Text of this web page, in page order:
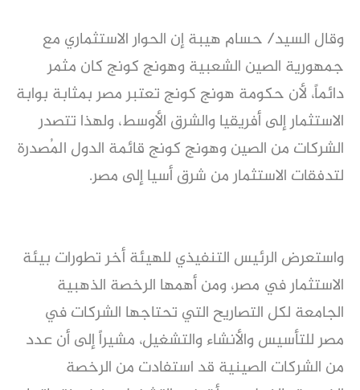
وقال السيد/ حسام هيبة إن الحوار الاستثماري مع
جمهورية الصين الشعبية وهونج كونج كان مثمر
دائماً، لأن حكومة هونج كونج تعتبر مصر بمثابة بوابة
الاستثمار إلى أفريقيا والشرق الأوسط، ولهذا تتصدر
الشركات من الصين وهونج كونج قائمة الدول المُصدرة
لتدفقات الاستثمار من شرق أسيا إلى مصر.
واستعرض الرئيس التنفيذي للهيئة أخر تطورات بيئة
الاستثمار في مصر، ومن أهمها الرخصة الذهبية
الجامعة لكل التصاريح التي تحتاجها الشركات في
مصر للتأسيس والأنشاء والتشغيل، مشيراً إلى أن عدد
من الشركات الصينية قد استفادت من الرخصة